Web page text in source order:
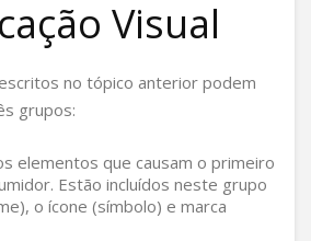
Visual
no tópico anterior podem
grupos:
elementos que causam o primeiro
Estão incluídos neste grupo
o ícone (símbolo) e marca